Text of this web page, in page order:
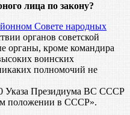
лица по закону?
Совете народных
органов советской
органы, кроме командира
воинских
полномочий не
Указа Президиума ВС СССР
положении в СССР».